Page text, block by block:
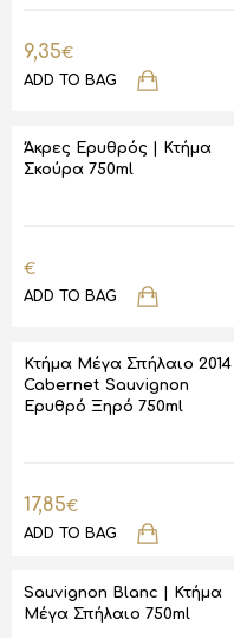
9,35€
ADD TO BAG
Άκρες Ερυθρός | Κτήμα
Σκούρα 750ml
€
ADD TO BAG
Κτήμα Μέγα Σπήλαιο 2014
Cabernet Sauvignon
Ερυθρό Ξηρό 750ml
17,85€
ADD TO BAG
Sauvignon Blanc | Κτήμα
Μέγα Σπήλαιο 750ml